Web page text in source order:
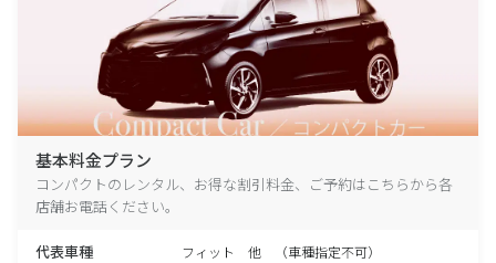
基本料金プラン
コンパクトのレンタル、お得な割引料金、ご予約はこちらから各
店舗お電話ください。
代表車種 フィット 他 （車種指定不可）